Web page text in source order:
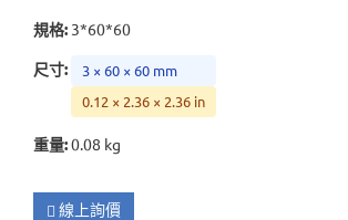
規格: 3*60*60
尺寸:
3 × 60 × 60 mm
0.12 × 2.36 × 2.36 in
重量:0.08 kg
線上詢價